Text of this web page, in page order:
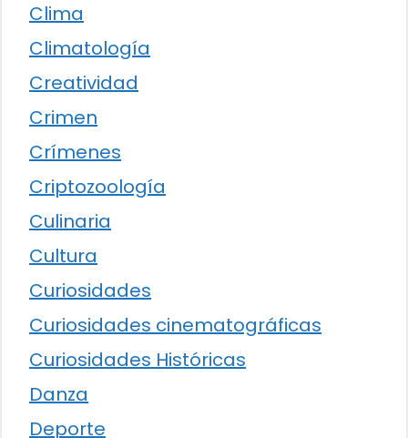
Clima
Climatología
Creatividad
Crimen
Crímenes
Criptozoología
Culinaria
Cultura
Curiosidades
Curiosidades cinematográficas
Curiosidades Históricas
Danza
Deporte